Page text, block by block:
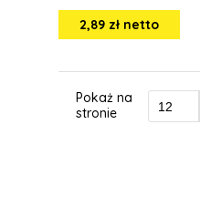
2,89 zł netto
Pokaż na
stronie